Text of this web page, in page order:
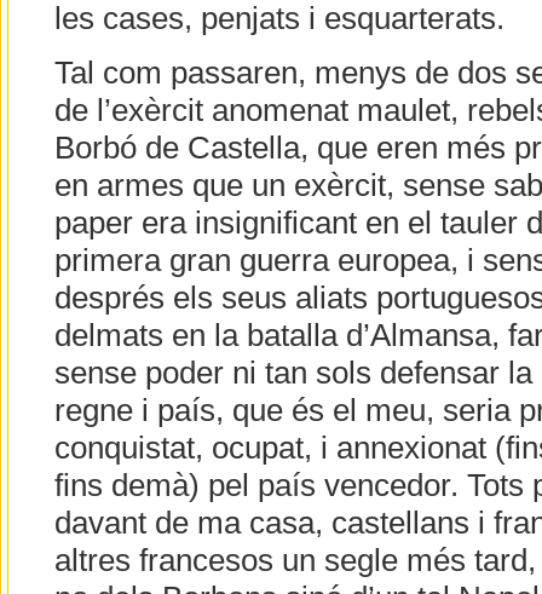
les cases, penjats i esquarterats.
Tal com passaren, menys de dos
de l’exèrcit anomenat maulet,
Borbó de Castella, que eren més
en armes que un exèrcit, sense
paper era insignificant en el tauler
primera gran guerra europea, i
després els seus aliats
delmats en la batalla d’Almansa,
sense poder ni tan sols defensar
regne i país, que és el meu, seria
conquistat, ocupat, i annexionat
fins demà) pel país vencedor. Tots
davant de ma casa, castellans i
altres francesos un segle més